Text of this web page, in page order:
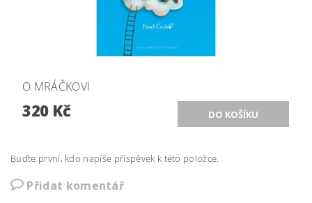
O MRÁČKOVI
320 Kč
Buďte první, kdo napíše příspěvek k této položce.
Přidat komentář